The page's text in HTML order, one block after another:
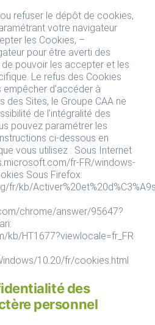
refuser le dépôt de cookies,
votre navigateur
les Cookies, –
pour être averti des
pouvoir les accepter et les
Le refus des Cookies
d’accéder à
des Sites, le Groupe CAA ne
de l’intégralité des
pouvez paramétrer les
ci-dessous en
vous utilisez : Sous Internet
fr-FR/windows-
Sous Firefox:
fr/kb/
chrome/answer/95647?
kb/HT1677?viewlocale=fr_FR
10.20/fr/cookies.html
des
personnel